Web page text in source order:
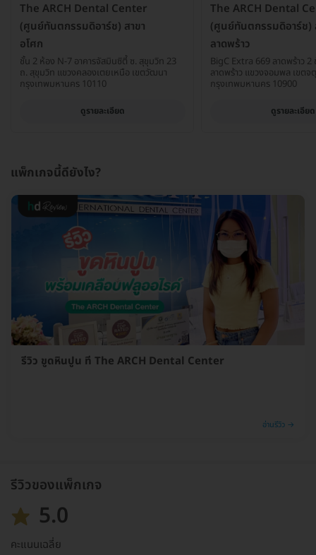
The ARCH Dental Center
(ศูนย์ทันตกรรมดิอาร์ช) สาขา
อโศก
ชั้น 2 ห้อง N-7 อาคารจัสมินซิตี้ ซ. สุขุมวิท 23
ถ. สุขุมวิท แขวงคลองเตยเหนือ เขตวัฒนา
กรุงเทพมหานคร 10110
ดูรายละเอียด
The ARCH Dental
(ศูนย์ทันตกรรมดิอาร์ช)
ลาดพร้าว
BigC Extra 669 ลาดพร้าว 2
ลาดพร้าว แขวงจอมพล เขตจ
กรุงเทพมหานคร 10900
ดูรายละเอียด
แพ็กเกจนี้ดียังไง?
รีวิว ขูดหินปูน ที่ The ARCH Dental Center
อ่านรีวิว →
รีวิวของแพ็กเกจ
5.0
คะแนนเฉลี่ย